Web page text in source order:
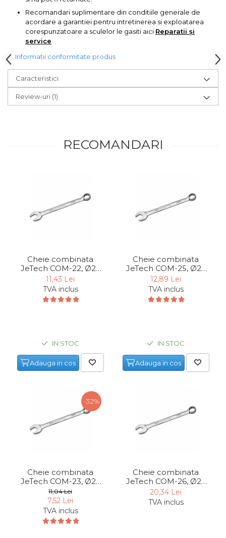
Suruburi si dibluri
Carlige de Ridicare
Dispozitive de Taiat si
Manipulat Sticla
lemn
Aeroterme si Ventilatoare
Bormasini & Masini de Gaurit
Compresoare Auto
Masini de Ascutit Burghie
Purificatoare de aer
Recomandari suplimentare din conditiile generale de
acordare a garantiei pentru intretinerea si exploatarea
corespunzatoare a sculelor le gasiti aici Reparatii și
service
Informatii conformitate produs
Caracteristici
Review-uri (1)
RECOMANDARI
Cheie combinata
JeTech COM-22, Ø22
mm
11,43 Lei
TVA inclus
IN STOC
Adauga in cos
-32%
Cheie combinata
JeTech COM-23, Ø23
mm
11,04 Lei
7,52 Lei
TVA inclus
Cheie combinata
JeTech COM-25, Ø25
mm
12,89 Lei
TVA inclus
IN STOC
Adauga in cos
Cheie combinata
JeTech COM-26, Ø26
mm
20,34 Lei
TVA inclus